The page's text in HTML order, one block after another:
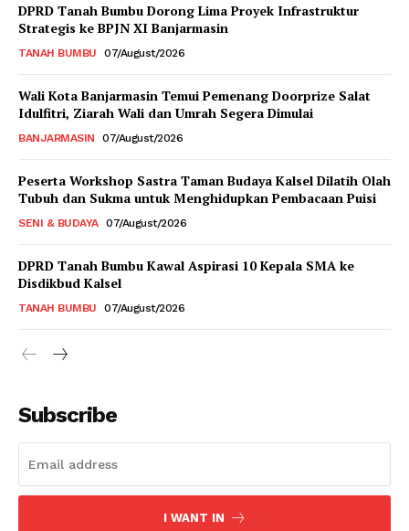
DPRD Tanah Bumbu Dorong Lima Proyek Infrastruktur
Strategis ke BPJN XI Banjarmasin
TANAH BUMBU 07/August/2026
Wali Kota Banjarmasin Temui Pemenang Doorprize Salat
Idulfitri, Ziarah Wali dan Umrah Segera Dimulai
BANJARMASIN 07/August/2026
Peserta Workshop Sastra Taman Budaya Kalsel Dilatih Olah
Tubuh dan Sukma untuk Menghidupkan Pembacaan Puisi
SENI & BUDAYA 07/August/2026
DPRD Tanah Bumbu Kawal Aspirasi 10 Kepala SMA ke
Disdikbud Kalsel
TANAH BUMBU 07/August/2026
Subscribe
I WANT IN